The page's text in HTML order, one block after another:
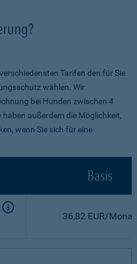
Tarifen den für Sie
wählen. Wir
bei Hunden zwischen 4
außerdem die Möglichkeit,
wenn Sie sich für eine
Basis
36,82 EUR/Monat